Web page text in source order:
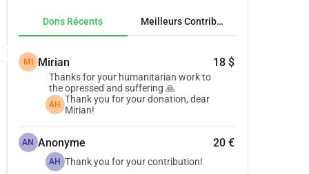
Dons Récents Meilleurs Contributeurs
MI Mirian 18 $
Thanks for your humanitarian work to
the opressed and suffering 🙏
AH Thank you for your donation, dear
Mirian!
AN Anonyme 20 €
AH Thank you for your contribution!